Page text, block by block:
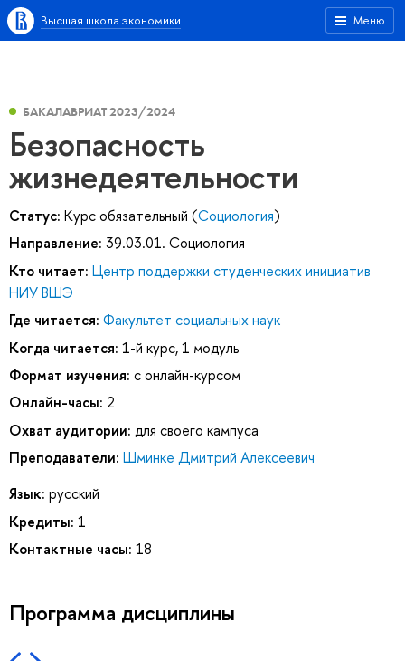
Меню
Высшая школа экономики
БАКАЛАВРИАТ 2023/2024
Безопасность
жизнедеятельности
Статус: Курс обязательный (Социология)
Направление: 39.03.01. Социология
Кто читает: Центр поддержки студенческих инициатив
НИУ ВШЭ
Где читается: Факультет социальных наук
Когда читается: 1-й курс, 1 модуль
Формат изучения: с онлайн-курсом
Онлайн-часы: 2
Охват аудитории: для своего кампуса
Преподаватели: Шминке Дмитрий Алексеевич
Язык: русский
Кредиты: 1
Контактные часы: 18
Программа дисциплины